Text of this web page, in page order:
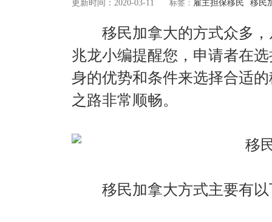
更新时间：2020-03-11 标签： 雇主担保移民 移民
移民加拿大的方式众多
兆龙小编提醒您，申请者在
身的优势和条件来选择合适
之路非常顺畅。
移民加拿大方式主要有以